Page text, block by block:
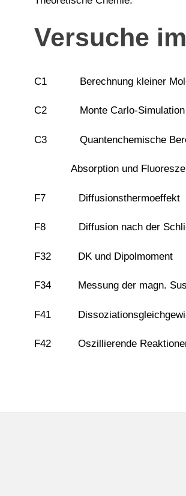
Versuche
C1 Berechnung kleiner
C2 Monte Carlo-Simulation
C3 Quantenchemische
Absorption und
F7 Diffusionsthermoeffekt
F8 Diffusion nach der
F32 DK und Dipolmoment
F34 Messung der magn.
F41
F42 Oszillierende